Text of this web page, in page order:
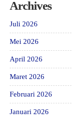
Archives
Juli 2026
Mei 2026
April 2026
Maret 2026
Februari 2026
Januari 2026